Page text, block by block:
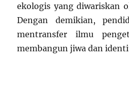
ekologis yang diwariskan
Dengan demikian,
mentransfer ilmu
membangun jiwa dan